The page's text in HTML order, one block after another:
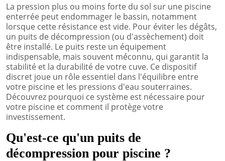
La pression plus ou moins forte du sol sur une piscine
enterrée peut endommager le bassin, notamment
lorsque cette résistance est vide. Pour éviter les dégâts,
un puits de décompression (ou d'assèchement) doit
être installé. Le puits reste un équipement
indispensable, mais souvent méconnu, qui garantit la
stabilité et la durabilité de votre cuve. Ce dispositif
discret joue un rôle essentiel dans l'équilibre entre
votre piscine et les pressions d'eau souterraines.
Découvrez pourquoi ce système est nécessaire pour
votre piscine et comment il protège votre
investissement.
Qu'est-ce qu'un puits de
décompression pour piscine ?